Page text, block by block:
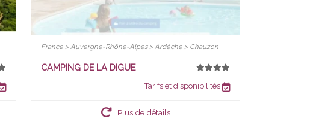
France > Auvergne-Rhône-Alpes > Ardèche > Chauzon
CAMPING DE LA DIGUE
Tarifs et disponibilités
Plus de détails